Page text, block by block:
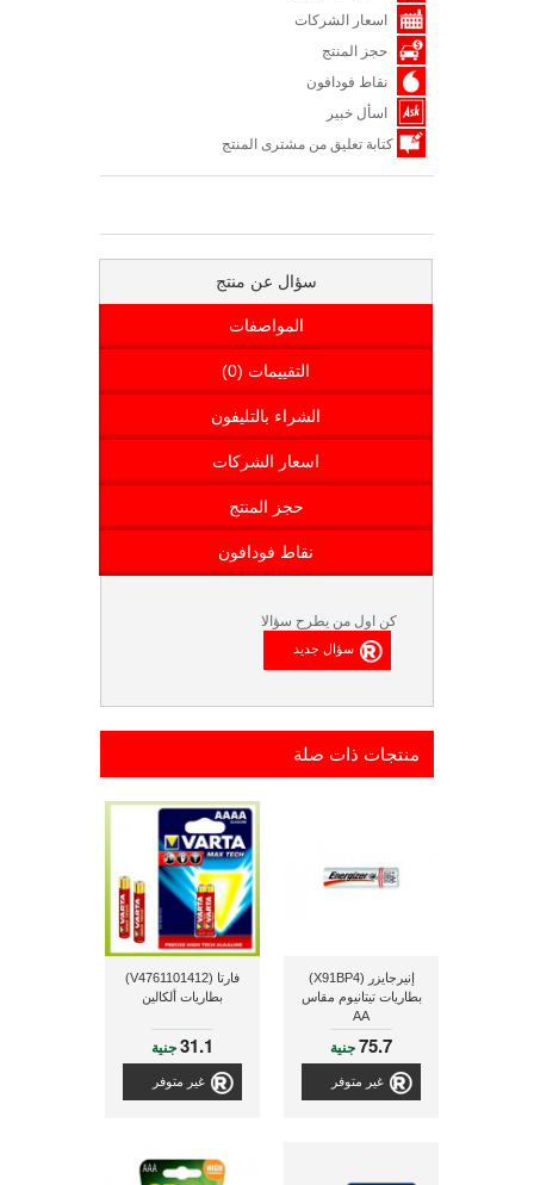
اسعار الشركات
حجز المنتج
نقاط فودافون
اسأل خبير
كتابة تعليق من مشترى المنتج
سؤال عن منتج
المواصفات
التقييمات (0)
الشراء بالتليفون
اسعار الشركات
حجز المنتج
نقاط فودافون
كن اول من يطرح سؤالا
منتجات ذات صلة
إنيرجايزر (X91BP4)
بطاريات تيتانيوم مقاس
AA
75.7جنية
غير متوفر
فارتا (V4761101412)
بطاريات ألكالين
31.1جنية
غير متوفر